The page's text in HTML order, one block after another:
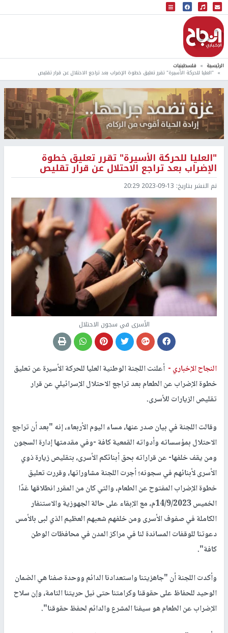
البث المباشر
إذاعة النجاح
الرئيسية فلسطينيات
"العليا للحركة الأسيرة" تقرر تعليق خطوة الإضراب بعد تراجع الاحتلال عن قرار تقليص
"العليا للحركة الأسيرة" تقرر تعليق خطوة
الإضراب بعد تراجع الاحتلال عن قرار تقليص
تم النشر بتاريخ: 2023-09-13 20:29
الأسرى في سجون الاحتلال
النجاح الإخباري - أعلنت اللجنة الوطنية العليا للحركة الأسيرة عن تعليق
خطوة الإضراب عن الطعام بعد تراجع الاحتلال الإسرائيلي عن قرار
تقليص الزيارات للأسرى.
وقالت اللجنة في بيان صدر عنها، مساء اليوم الأربعاء، إنه "بعد أن تراجع
الاحتلال بمؤسساته وأدواته القمعية كافة -وفي مقدمتها إدارة السجون
ومن يقف خلفها- عن قراراته بحق أبنائكم الأسرى، بتقليص زيارة ذوي
الأسرى لأبنائهم في سجونه؛ أجرت اللجنة مشاوراتها، وقررت تعليق
خطوة الإضراب المفتوح عن الطعام، والتي كان من المقرر انطلاقها غدًا
الخميس 14/9/2023م، مع الإبقاء على حالة الجهوزية والاستنفار
الكاملة في صفوف الأسرى ومن خلفهم شعبهم العظيم الذي لبى بالأمس
دعوتنا للوقفات المساندة لنا في مراكز المدن في محافظات الوطن
كافة".
وأكدت اللجنة أن "جاهزيتنا واستعدادنا الدائم ووحدة صفنا هي الضمان
الوحيد للحفاظ على حقوقنا وكرامتنا حتى نيل حريتنا التامة، وإن سلاح
الإضراب عن الطعام هو سيفنا المشرع والدائم لحفظ حقوقنا".